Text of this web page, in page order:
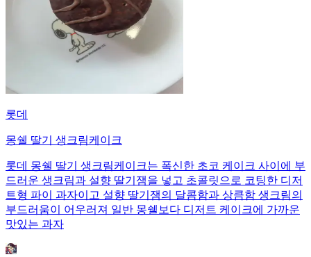
롯데
몽쉘 딸기 생크림케이크
롯데 몽쉘 딸기 생크림케이크는 폭신한 초코 케이크 사이에 부
드러운 생크림과 설향 딸기잼을 넣고 초콜릿으로 코팅한 디저
트형 파이 과자이고 설향 딸기잼의 달콤함과 상큼함 생크림의
부드러움이 어우러져 일반 몽쉘보다 디저트 케이크에 가까운
맛있는 과자